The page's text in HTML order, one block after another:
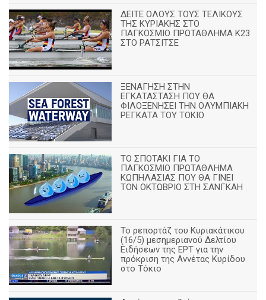
ΔΕΙΤΕ ΟΛΟΥΣ ΤΟΥΣ ΤΕΛΙΚΟΥΣ
ΤΗΣ ΚΥΡΙΑΚΗΣ ΣΤΟ
ΠΑΓΚΟΣΜΙΟ ΠΡΩΤΑΘΛΗΜΑ Κ23
ΣΤΟ ΡΑΤΣΙΤΣΕ
ΞΕΝΑΓΗΣΗ ΣΤΗΝ
ΕΓΚΑΤΑΣΤΑΣΗ ΠΟΥ ΘΑ
ΦΙΛΟΞΕΝΗΣΕΙ ΤΗΝ ΟΛΥΜΠΙΑΚΗ
ΡΕΓΚΑΤΑ ΤΟΥ ΤΟΚΙΟ
ΤΟ ΣΠΟΤΑΚΙ ΓΙΑ ΤΟ
ΠΑΓΚΟΣΜΙΟ ΠΡΩΤΑΘΛΗΜΑ
ΚΩΠΗΛΑΣΙΑΣ ΠΟΥ ΘΑ ΓΙΝΕΙ
ΤΟΝ ΟΚΤΩΒΡΙΟ ΣΤΗ ΣΑΝΓΚΑΗ
Το ρεπορτάζ του Κυριακάτικου
(16/5) μεσημεριανού Δελτίου
Ειδήσεων της ΕΡΤ για την
πρόκριση της Αννέτας Κυρίδου
στο Τόκιο